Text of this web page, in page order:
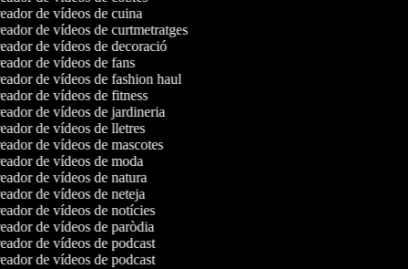
de vídeos de cuina
de vídeos de curtmetratges
de vídeos de decoració
de vídeos de fans
de vídeos de fashion haul
de vídeos de fitness
de vídeos de jardineria
de vídeos de lletres
de vídeos de mascotes
de vídeos de moda
de vídeos de natura
de vídeos de neteja
de vídeos de notícies
de vídeos de paròdia
de vídeos de podcast
de vídeos de podcast